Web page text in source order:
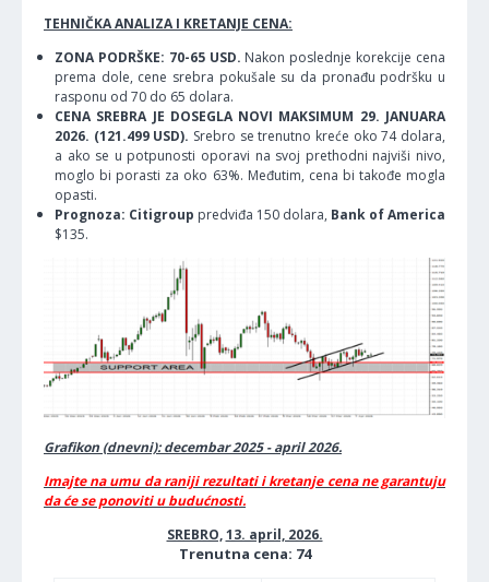
TEHNIČKA ANALIZA I KRETANJE CENA:
ZONA PODRŠKE: 70-65 USD. Nakon poslednje korekcije cena
prema dole, cene srebra pokušale su da pronađu podršku u
rasponu od 70 do 65 dolara.
CENA SREBRA JE DOSEGLA NOVI MAKSIMUM 29. JANUARA
2026. (121.499 USD). Srebro se trenutno kreće oko 74 dolara,
a ako se u potpunosti oporavi na svoj prethodni najviši nivo,
moglo bi porasti za oko 63%. Međutim, cena bi takođe mogla
opasti.
Prognoza: Citigroup predviđa 150 dolara, Bank of America
$135.
Grafikon (dnevni): decembar 2025 - april 2026.
Imajte na umu da raniji rezultati i kretanje cena ne garantuju
da će se ponoviti u budućnosti.
SREBRO, 13. april, 2026.
Trenutna cena: 74